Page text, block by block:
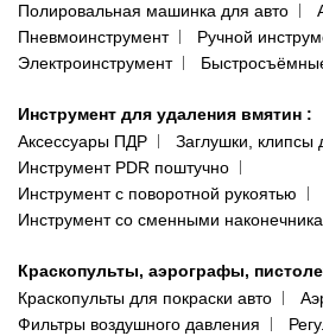
Полировальная машинка для авто
Пневмоинструмент
Ручной
Электроинструмент
Инструмент для удаления вмятин :
Аксессуары ПДР
Заглушки, клипсы
Инструмент PDR поштучно
Инструмент с поворотной рукоятью
Инструмент со сменными
Краскопульты, аэрографы,
Краскопульты для покраски авто
Фильтры воздушного давления